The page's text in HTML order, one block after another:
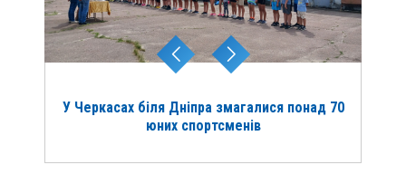
У Черкасах біля Дніпра змагалися понад 70
юних спортсменів